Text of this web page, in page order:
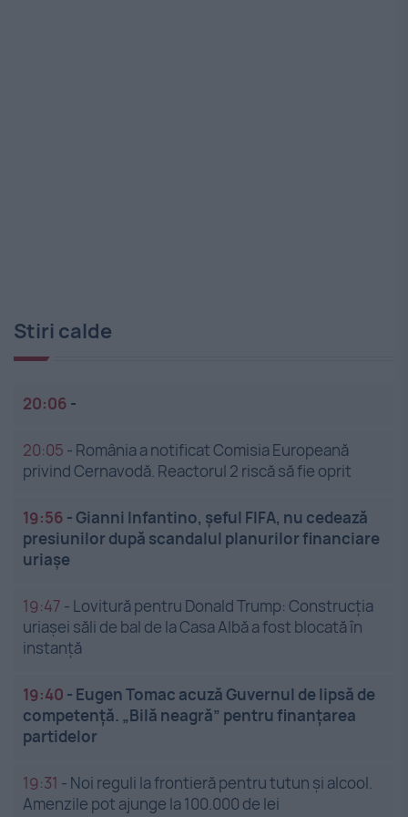
Stiri calde
20:06 -
20:05 - România a notificat Comisia Europeană
privind Cernavodă. Reactorul 2 riscă să fie oprit
19:56 -Gianni Infantino, șeful FIFA, nu cedează
presiunilor după scandalul planurilor financiare
uriașe
19:47 - Lovitură pentru Donald Trump: Construcția
uriașei săli de bal de la Casa Albă a fost blocată în
instanță
19:40 - Eugen Tomac acuză Guvernul de lipsă de
competență. „Bilă neagră” pentru finanțarea
partidelor
19:31 - Noi reguli la frontieră pentru tutun și alcool.
Amenzile pot ajunge la 100.000 de lei